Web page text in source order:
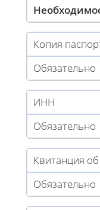
Копия
Обязательно
ИНН
Обязательно
Квитанция
Обязательно